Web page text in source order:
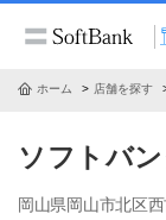
ホーム 店舗を探す
ソフトバン
岡山県岡山市北区西